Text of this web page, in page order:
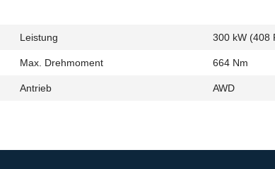
Leistung 300 kW (408
Max. Drehmoment 664 Nm
Antrieb AWD